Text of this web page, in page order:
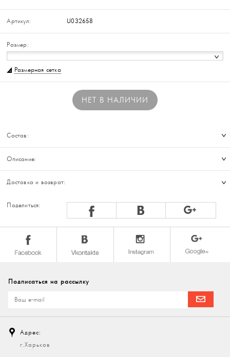
Артикул: U032658
Размер:
Размерная сетка
НЕТ В НАЛИЧИИ
Состав:
Описание:
Доставка и возврат:
Поделиться:
Подписаться на рассылку
Адрес:
г.Харьков